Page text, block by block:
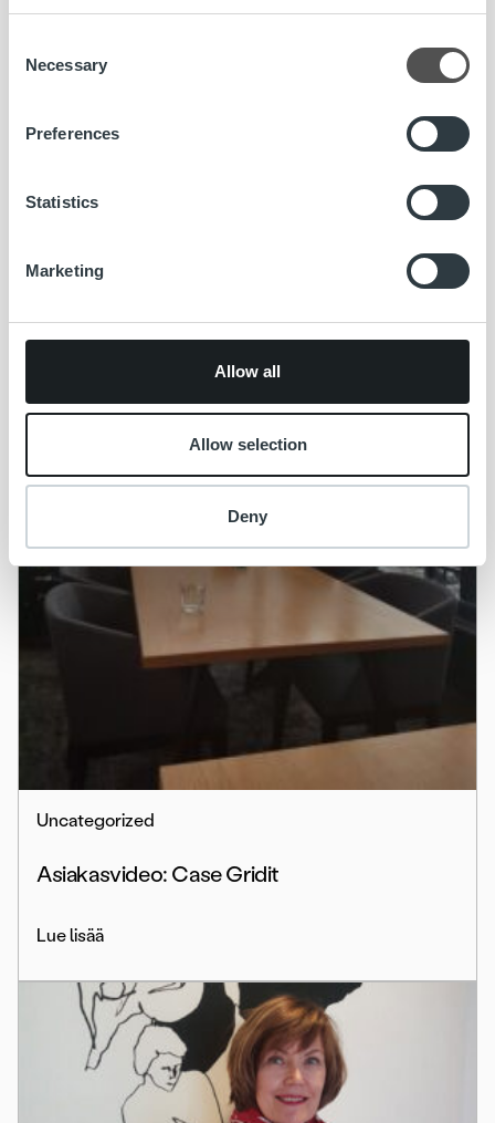
Selection
Necessary
Preferences
Statistics
Marketing
Allow all
Allow selection
Deny
Uncategorized
Asiakasvideo: Case Lappeenrannan Energia
Lue lisää
Uncategorized
Asiakasvideo: Case Gridit
Lue lisää